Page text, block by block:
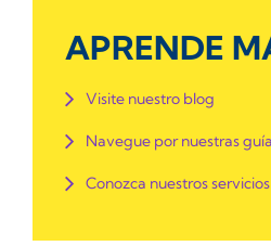
APRENDE
Visite nuestro blog
Navegue por nuestras
Conozca nuestros servicios